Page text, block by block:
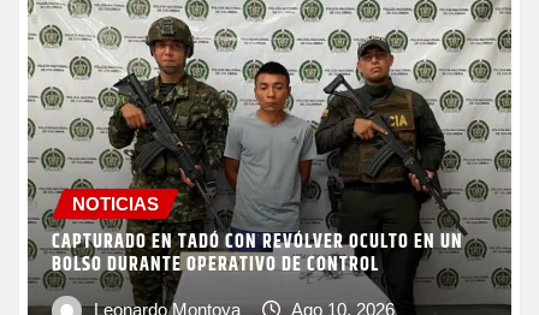
NOTICIAS
CAPTURADO EN TADÓ CON REVÓLVER OCULTO EN UN
BOLSO DURANTE OPERATIVO DE CONTROL